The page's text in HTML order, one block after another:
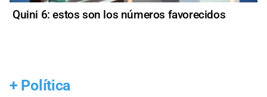
Quini 6: estos son los números favorecidos
+ Política